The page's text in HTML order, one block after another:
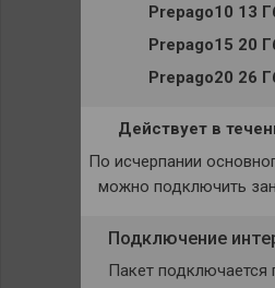
Prepago10 13
Prepago15 20
Prepago20 26
Действует в
По исчерпании
можно подключить
Подключение
Пакет подключается